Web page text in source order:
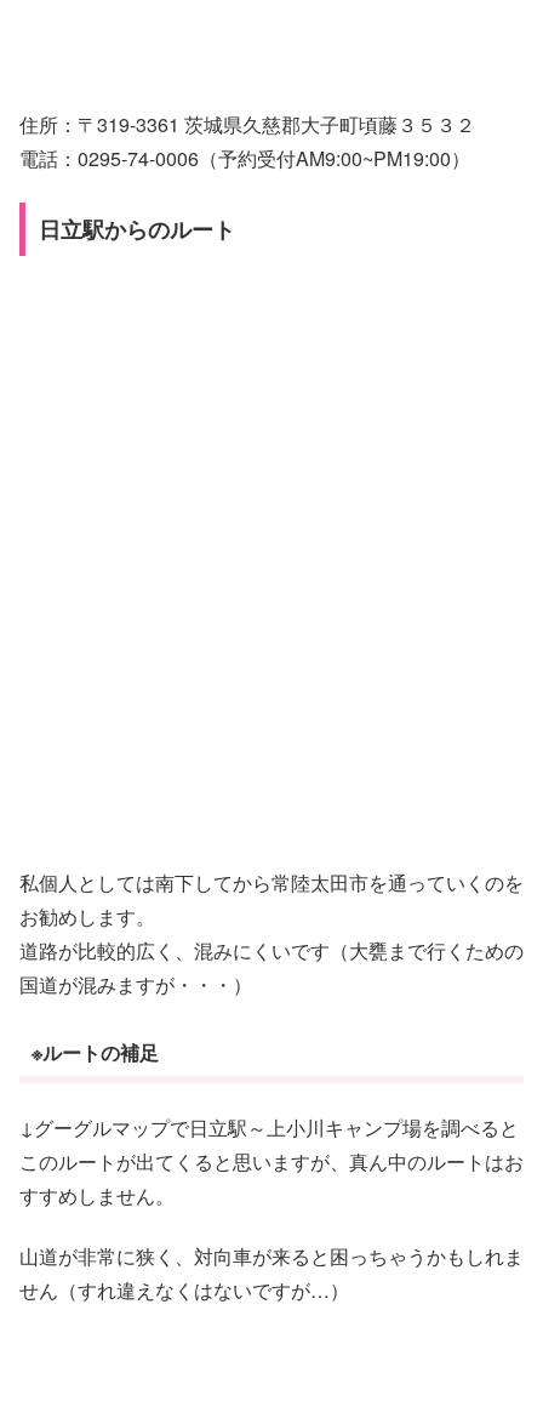
住所：〒319-3361 茨城県久慈郡大子町頃藤３５３２
電話：0295-74-0006（予約受付AM9:00~PM19:00）
日立駅からのルート
私個人としては南下してから常陸太田市を通っていくのを
お勧めします。
道路が比較的広く、混みにくいです（大甕まで行くための
国道が混みますが・・・）
※ルートの補足
↓グーグルマップで日立駅～上小川キャンプ場を調べると
このルートが出てくると思いますが、真ん中のルートはお
すすめしません。
山道が非常に狭く、対向車が来ると困っちゃうかもしれま
せん（すれ違えなくはないですが…）